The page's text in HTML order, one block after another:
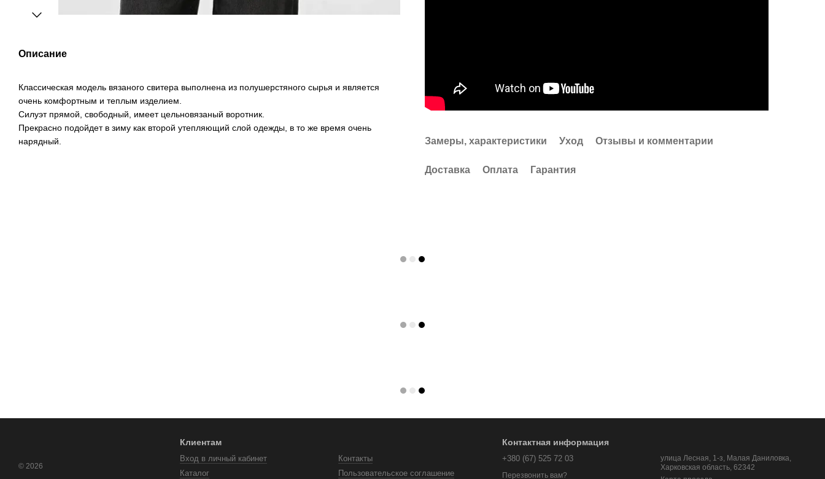
Описание
Классическая модель вязаного свитера выполнена из полушерстяного сырья и является
очень комфортным и теплым изделием.
Силуэт прямой, свободный, имеет цельновязаный воротник.
Прекрасно подойдет в зиму как второй утепляющий слой одежды, в то же время очень
нарядный.
Замеры, характеристики Уход Отзывы и комментарии
Доставка Оплата Гарантия
© 2026
Клиентам
Вход в личный кабинет
Каталог
Контакты
Пользовательское соглашение
Контактная информация
+380 (67) 525 72 03
Перезвонить вам?
улица Лесная, 1-з, Малая Даниловка,
Харковская область, 62342